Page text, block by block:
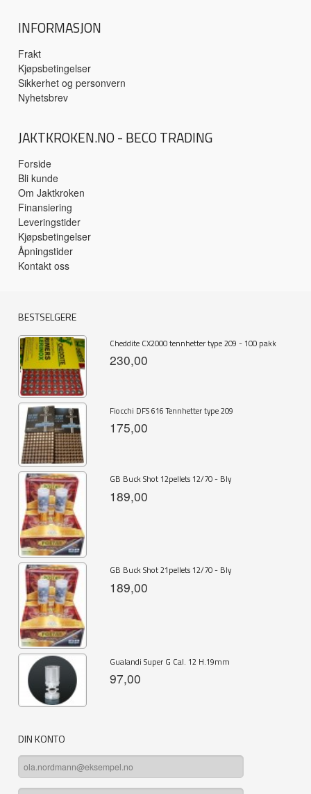
INFORMASJON
Frakt
Kjøpsbetingelser
Sikkerhet og personvern
Nyhetsbrev
JAKTKROKEN.NO - BECO TRADING
Forside
Bli kunde
Om Jaktkroken
Finansiering
Leveringstider
Kjøpsbetingelser
Åpningstider
Kontakt oss
BESTSELGERE
Cheddite CX2000 tennhetter type 209 - 100 pakk
230,00
Fiocchi DFS 616 Tennhetter type 209
175,00
GB Buck Shot 12pellets 12/70 - Bly
189,00
GB Buck Shot 21pellets 12/70 - Bly
189,00
Gualandi Super G Cal. 12 H.19mm
97,00
DIN KONTO